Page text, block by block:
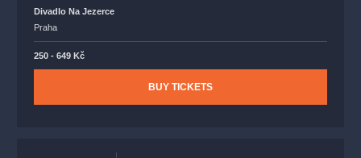
Divadlo Na Jezerce
Praha
250 - 649 Kč
BUY TICKETS